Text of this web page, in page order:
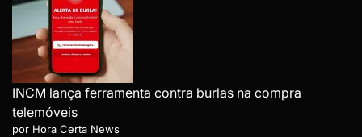
INCM lança ferramenta contra burlas na compra
telemóveis
por Hora Certa News